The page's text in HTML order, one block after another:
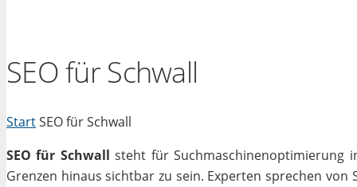
SEO für Schwall
StartSEO für Schwall
SEO für Schwall steht für Suchmaschinenoptimierung
Grenzen hinaus sichtbar zu sein. Experten sprechen von